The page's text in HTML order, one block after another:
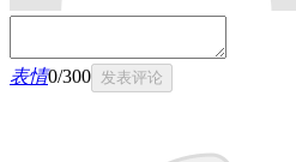
表情0/300 发表评论